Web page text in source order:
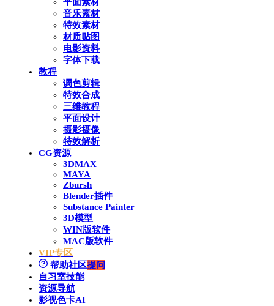
音乐素材
特效素材
材质贴图
电影资料
字体下载
教程
调色剪辑
特效合成
三维教程
平面设计
摄影摄像
特效解析
CG资源
3DMAX
MAYA
Zbursh
Blender插件
Substance Painter
3D模型
WIN版软件
MAC版软件
VIP专区
帮助社区提问
自习室技能
资源导航
影视色卡AI